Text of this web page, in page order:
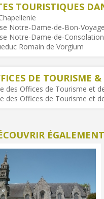
TOURISTIQUES
Notre-Dame-de-Bon-Voyage
Notre-Dame-de-Consolation
Romain de Vorgium
DE TOURISME
des Offices de Tourisme et
des Offices de Tourisme et
ÉGALEMENT